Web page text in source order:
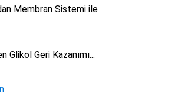
Membran Sistemi ile
Glikol Geri Kazanımı...